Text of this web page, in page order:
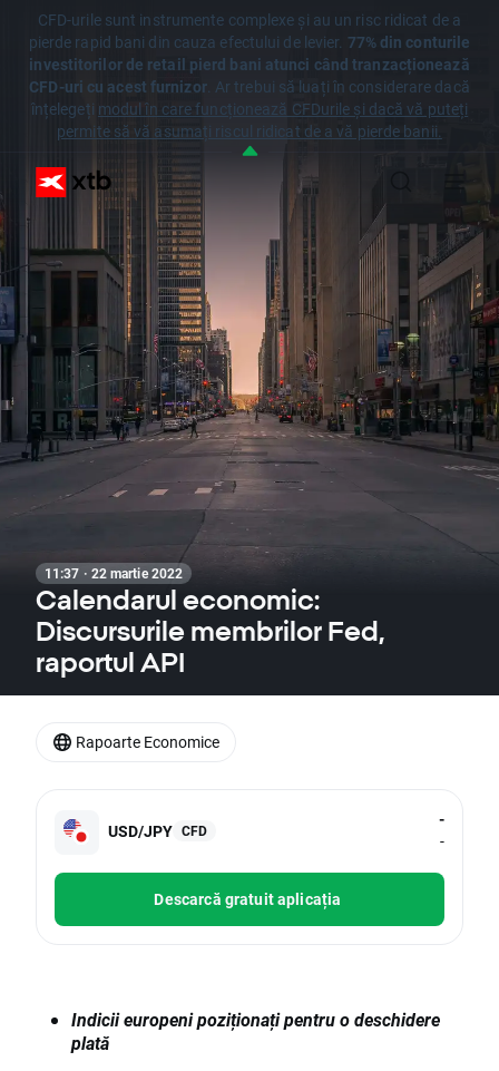
CFD-urile sunt instrumente complexe și au un risc ridicat de a
pierde rapid bani din cauza efectului de levier. 77% din conturile
investitorilor de retail pierd bani atunci când tranzacționează
CFD-uri cu acest furnizor. Ar trebui să luați în considerare dacă
înțelegeți modul în care funcționează CFDurile și dacă vă puteți
permite să vă asumați riscul ridicat de a vă pierde banii.
11:37 · 22 martie 2022
Calendarul economic:
Discursurile membrilor Fed,
raportul API
USD/JPY CFD
-
-
Descarcă gratuit aplicația
Indicii europeni poziționați pentru o deschidere
plată
Rapoarte Economice